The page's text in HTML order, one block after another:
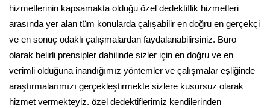
hizmetlerinin kapsamakta olduğu özel dedektiflik hizmetleri
arasında yer alan tüm konularda çalışabilir en doğru en gerçekçi
ve en sonuç odaklı çalışmalardan faydalanabilirsiniz. Büro
olarak belirli prensipler dahilinde sizler için en doğru ve en
verimli olduğuna inandığımız yöntemler ve çalışmalar eşliğinde
araştırmalarımızı gerçekleştirmekte sizlere kusursuz olarak
hizmet vermekteyiz. özel dedektiflerimiz kendilerinden